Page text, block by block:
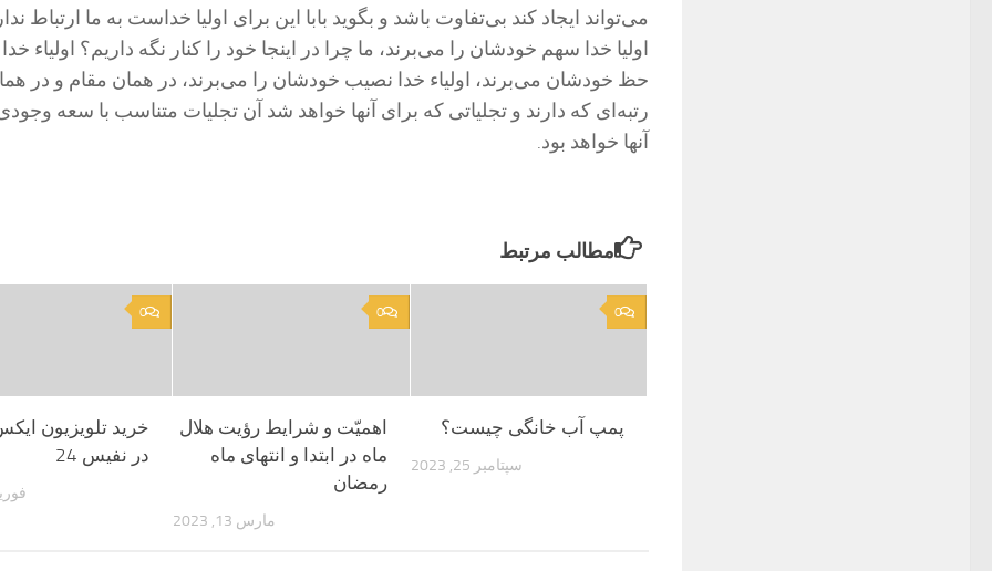
می‌تواند ایجاد كند بی‌تفاوت باشد و بگوید بابا این برای اولیا خداست به ما ارتباط
اولیا خدا سهم خودشان را می‌برند، ما چرا در اینجا خود را كنار نگه داریم؟ اولیاء خدا
حظ خودشان می‌برند، اولیاء خدا نصیب خودشان را می‌برند، در همان مقام و در
رتبه‌ای كه دارند و تجلیاتی كه برای آنها خواهد شد آن تجلیات متناسب با سعه
آنها خواهد بود.
مطالب مرتبط
0
خرید تلویزیون
در نفیس 24
فوریه 7,
0
اهمیّت و شرایط رؤیت هلال
ماه در ابتدا و انتهای ماه
رمضان
مارس 13, 2023
0
پمپ آب خانگی چیست؟
سپتامبر 25, 2023